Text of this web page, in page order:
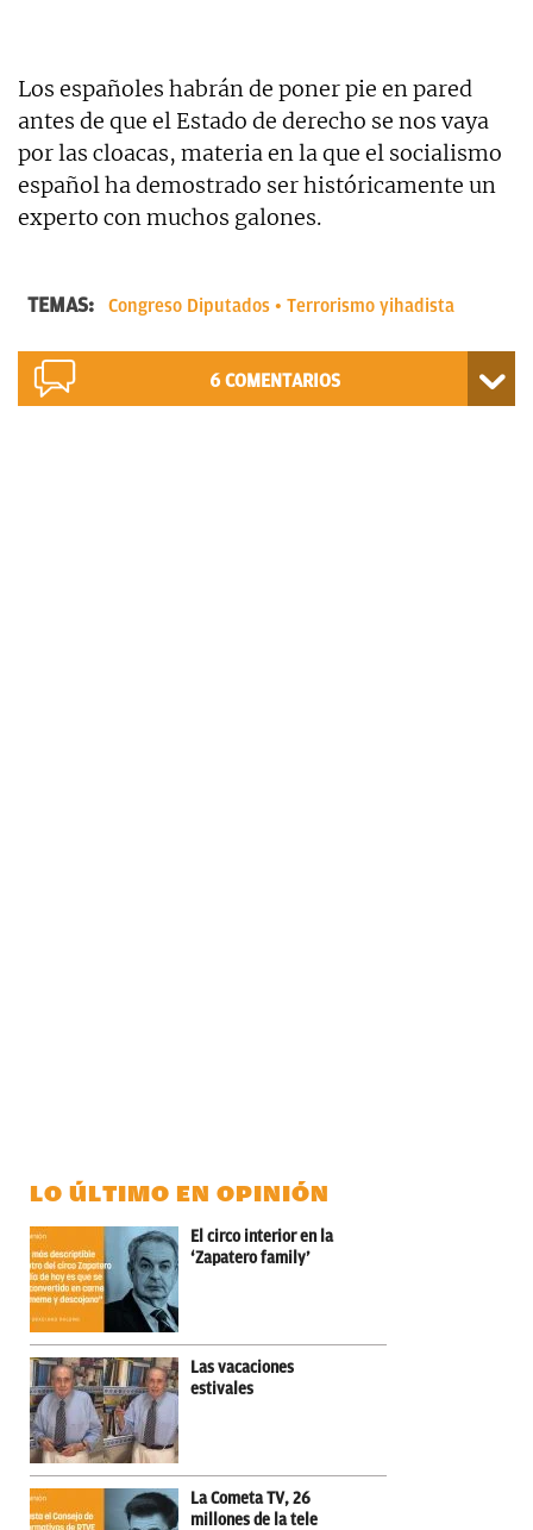
Los españoles habrán de poner pie en pared
antes de que el Estado de derecho se nos vaya
por las cloacas, materia en la que el socialismo
español ha demostrado ser históricamente un
experto con muchos galones.
TEMAS: Congreso Diputados Terrorismo yihadista
6 COMENTARIOS
LO ÚLTIMO EN OPINIÓN
El circo interior en la
‘Zapatero family’
Las vacaciones
estivales
La Cometa TV, 26
millones de la tele